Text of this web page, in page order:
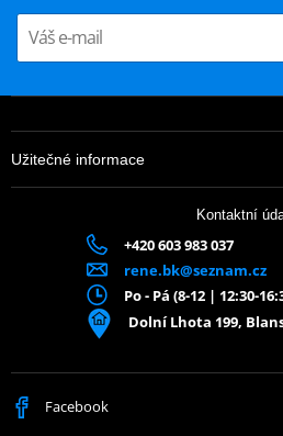
Užitečné informace
Kontaktní
+420 603 983 037
rene.bk@seznam.cz
Po - Pá (8-12 | 12:30-
Dolní Lhota 199,
Facebook